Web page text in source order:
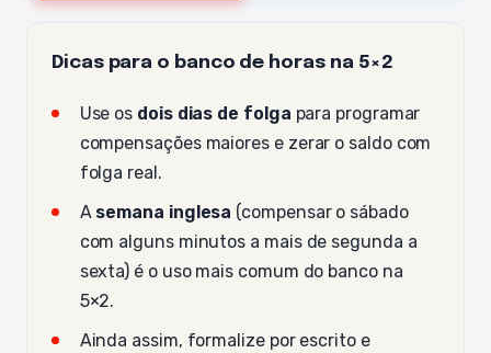
Dicas para o banco de horas na 5×2
Use os dois dias de folga para programar
compensações maiores e zerar o saldo com
folga real.
A semana inglesa (compensar o sábado
com alguns minutos a mais de segunda a
sexta) é o uso mais comum do banco na
5×2.
Ainda assim, formalize por escrito e